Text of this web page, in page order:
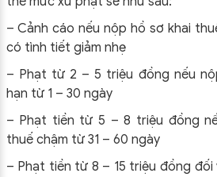
– Cảnh cáo nếu nộp hồ sơ khai
có tình tiết giảm nhẹ
– Phạt từ 2 – 5 triệu đồng nếu
hạn từ 1 – 30 ngày
– Phạt tiền từ 5 – 8 triệu đồng
thuế chậm từ 31 – 60 ngày
– Phạt tiền từ 8 – 15 triệu đồng